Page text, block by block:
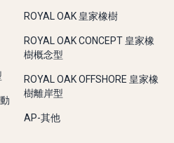
ROYAL OAK 皇家橡樹
ROYAL OAK CONCEPT 皇家橡
樹概念型
ROYAL OAK OFFSHORE 皇家橡
樹離岸型
AP-其他